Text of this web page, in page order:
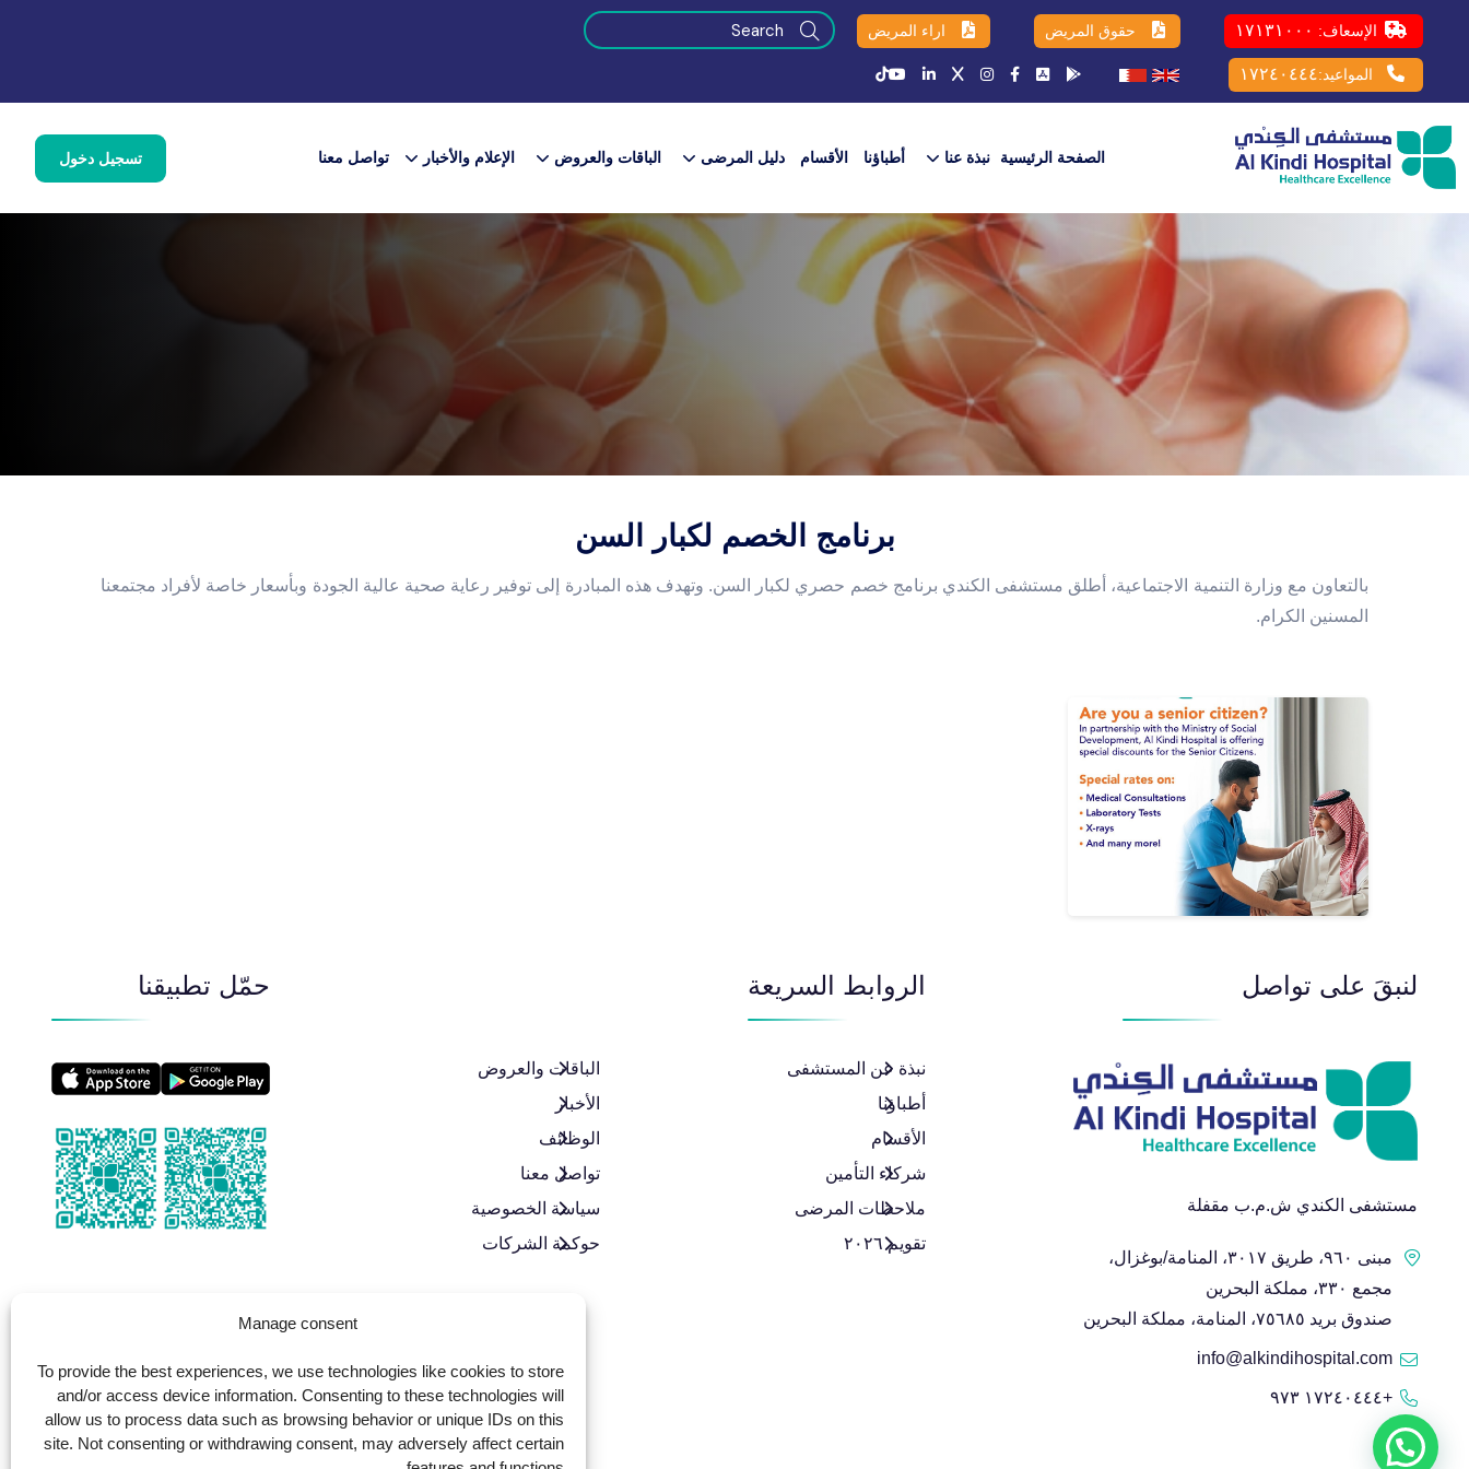
Manage consent
To provide the best experiences, we use technologies like cookies to store
and/or access device information. Consenting to these technologies will
allow us to process data such as browsing behavior or unique IDs on this
site. Not consenting or withdrawing consent, may adversely affect certain
الإسعاف: ١٧١٣١٠٠٠ حقوق المريض اراء المريض
المواعيد:١٧٢٤٠٤٤٤
الصفحة الرئيسية نبذة عنا أطباؤنا الأقسام دليل المرضى الباقات والعروض​ الإعلام والأخبار تواصل معنا تسجيل دخول
برنامج الخصم لكبار السن
بالتعاون مع وزارة التنمية الاجتماعية، أطلق مستشفى الكندي برنامج خصم حصري لكبار السن. وتهدف هذه المبادرة إلى توفير رعاية صحية عالية الجودة وبأسعار خاصة لأفراد مجتمعنا
المسنين الكرام.
لنبقَ على تواصل
مستشفى الكندي ش.م.ب مقفلة
مبنى ٩٦٠، طريق ٣٠١٧، المنامة/بوغزال،
مجمع ٣٣٠، مملكة البحرين
صندوق بريد ٧٥٦٨٥، المنامة، مملكة البحرين
info@alkindihospital.com
+١٧٢٤٠٤٤٤ ٩٧٣
الروابط السريعة
نبذة عن المستشفى
أطباؤنا
الأقسام
شركاء التأمين
ملاحظات المرضى
تقويم ٢٠٢٦
الباقات والعروض​
الأخبار
الوظائف
تواصل معنا
سياسة الخصوصية
حوكمة الشركات
حمّل تطبيقنا